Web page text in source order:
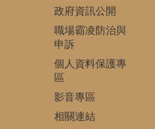
政府資訊公開
職場霸凌防治與
申訴
個人資料保護專
區
影音專區
相關連結